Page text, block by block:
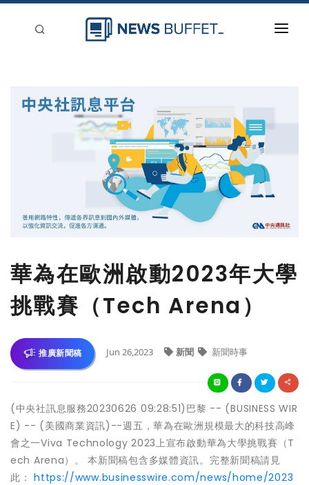
華為在歐洲啟動2023年大學
挑戰賽（Tech Arena）
推廣新聞稿 Jun 26,2023 新聞 新聞時事
(中央社訊息服務20230626 09:28:51)巴黎 -- (BUSINESS WIR
E) -- (美國商業資訊)--週五，華為在歐洲規模最大的科技高峰
會之一Viva Technology 2023上宣布啟動華為大學挑戰賽（T
ech Arena）。 本新聞稿包含多媒體資訊。完整新聞稿請見
此：https://www.businesswire.com/news/home/2023